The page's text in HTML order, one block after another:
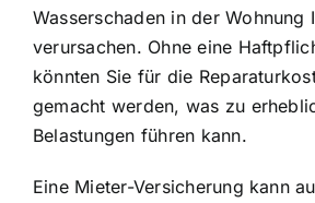
Wasserschaden in der Wohnung
verursachen. Ohne eine
könnten Sie für die
gemacht werden, was zu
Belastungen führen kann.
Eine Mieter-Versicherung kann